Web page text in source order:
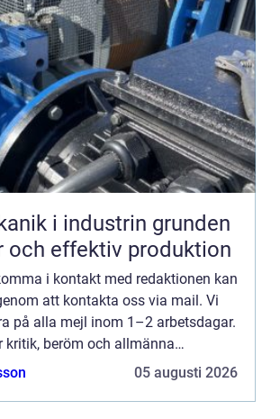
i industrin grunden
och effektiv produktion
i kontakt med redaktionen kan
att kontakta oss via mail. Vi
på alla mejl inom 1–2 arbetsdagar.
kritik, beröm och allmänna
till innehållet på vår sida.05 augusti 2026